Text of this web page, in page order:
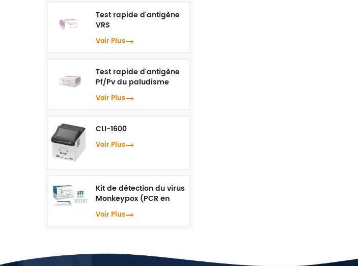
Test rapide d'antigène
VRS
Voir Plus
Test rapide d'antigène
Pf/Pv du paludisme
Voir Plus
CLI-1600
Voir Plus
Kit de détection du virus
Monkeypox (PCR en
temps réel)
Voir Plus